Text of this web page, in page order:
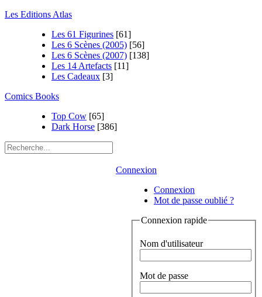
Les Editions Atlas
Les 61 Figurines [61]
Les 6 Scènes (2005) [56]
Les 6 Scènes (2007) [138]
Les 14 Artefacts [11]
Les Cadeaux [3]
Comics Books
Top Cow [65]
Dark Horse [386]
Connexion
Connexion
Mot de passe oublié ?
Connexion rapide
Nom d'utilisateur
Mot de passe